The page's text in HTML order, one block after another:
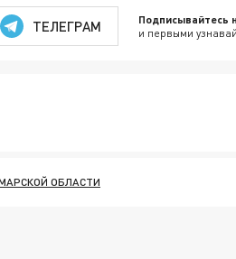
ТЕЛЕГРАМ Подписывайтесь
и первыми
ОБЛАСТИ